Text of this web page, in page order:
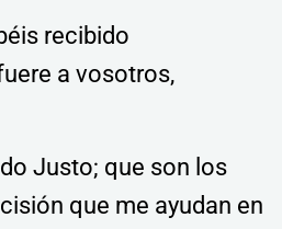
recibido
a vosotros,
Justo; que son los
que me ayudan en